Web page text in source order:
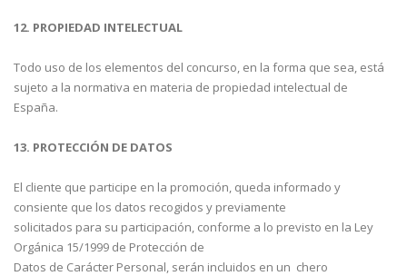
12. PROPIEDAD INTELECTUAL
Todo uso de los elementos del concurso, en la forma que sea, está
sujeto a la normativa en materia de propiedad intelectual de
España.
13. PROTECCIÓN DE DATOS
El cliente que participe en la promoción, queda informado y
consiente que los datos recogidos y previamente
solicitados para su participación, conforme a lo previsto en la Ley
Orgánica 15/1999 de Protección de
Datos de Carácter Personal, serán incluidos en un chero